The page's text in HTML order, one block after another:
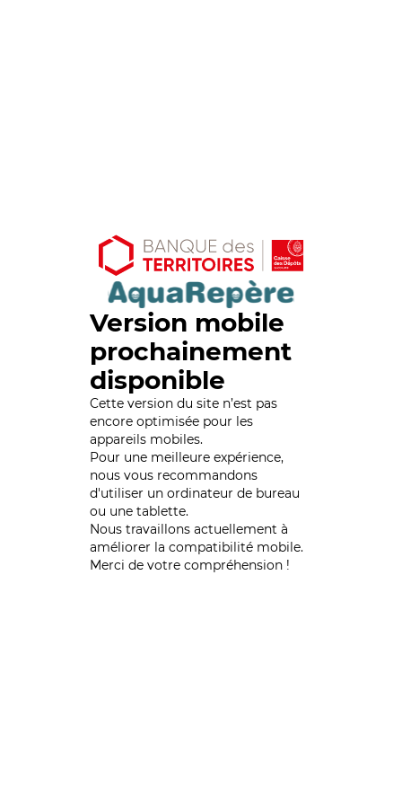
Version mobile
prochainement
disponible
Cette version du site n’est pas
encore optimisée pour les
appareils mobiles.
Pour une meilleure expérience,
nous vous recommandons
d'utiliser un ordinateur de bureau
ou une tablette.
Nous travaillons actuellement à
améliorer la compatibilité mobile.
Merci de votre compréhension !